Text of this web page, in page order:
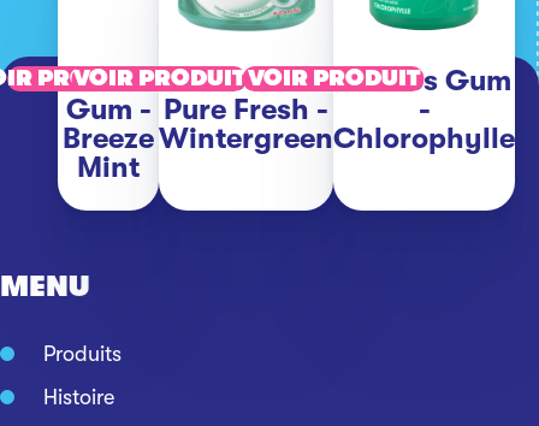
Mentos
Gum -
Breeze
Mint
PRODUIT Mentos Gum
Pure Fresh -
Wintergreen
VOIR PRODUIT
Mentos Gum
-
Chlorophylle
VOIR PRODUIT
MENU
Produits
Histoire